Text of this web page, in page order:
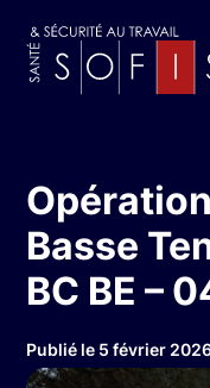
Basse
BC BE –
Publié le 5 février